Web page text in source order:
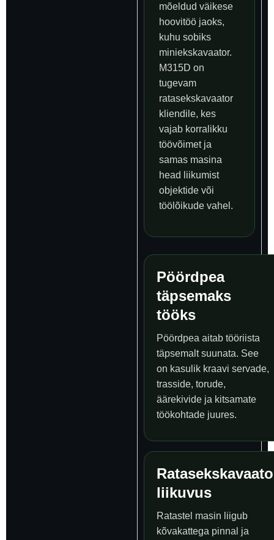
mõeldud väikese
hoovitöö jaoks,
kuhu sobiks
miniekskavaator.
M315D on
tugevam
ratasekskavaator
kliendile, kes
vajab korralikku
töövõimet ja
samas masina
head liikumist
objektide või
töölõikude vahel.
Pöördpea
täpsemaks
tööks
Pöördpea aitab tööriista
täpsemalt suunata. See
on kasulik kraavi servade,
trasside, torude,
äärekivide ja kitsamate
töökohtade juures.
liikuvus
Ratastel masin liigub
kõvakattega pinnal ja